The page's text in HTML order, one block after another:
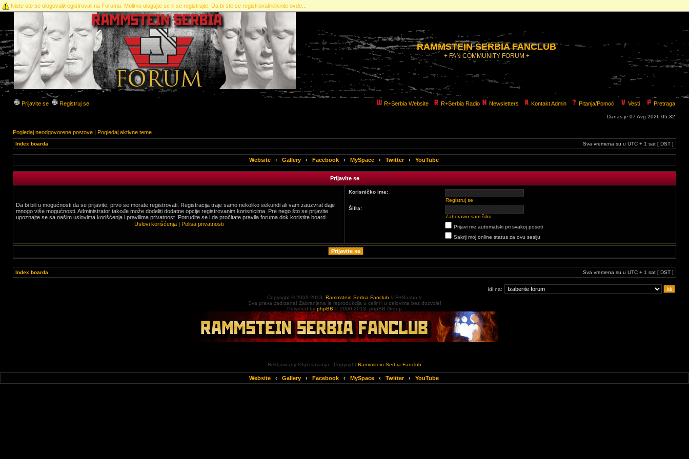
Niste ste se ulogovali/registrovali na Forumu. Molimo ulogujte se ili se registrujte. Da bi ste se registrovali kliknite ovde...
RAMMSTEIN SERBIA FANCLUB
+ FAN COMMUNITY FORUM +
Prijavite se Registruj se R+Serbia Website R+Serbia Radio Newsletters Kontakt Admin Pitanja/Pomoć Vesti Pretraga
Danas je 07 Avg 2026 05:32
Pogledaj neodgovorene postove | Pogledaj aktivne teme
Index boarda Sva vremena su u UTC + 1 sat [ DST ]
Website ‹ Gallery ‹ Facebook ‹ MySpace ‹ Twitter ‹ YouTube
Prijavite se
Da bi bili u mogućnosti da se prijavite, prvo se morate registrovati. Registracija traje samo nekoliko sekundi ali vam zauzvrat daje
mnogo više mogućnosti. Administrator takođe može dodeliti dodatne opcije registrovanim korisnicima. Pre nego što se prijavite
upoznajte se sa našim uslovima korišćenja i pravilima privatnost. Potrudite se i da pročitate pravila foruma dok koristite board.
Uslovi korišćenja| Polisa privatnosti
Korisničko ime:
Registruj se
Šifra:
Zaboravio sam šifru
Prijavi me automatski pri svakoj poseti
Sakrij moj online status za ovu sesiju
Index boarda Sva vremena su u UTC + 1 sat [ DST ]
Idi na:
Copyright © 2009-2013. Rammstein Serbia Fanclub // R+Sasha //
Sva prava zadrzana! Zabranjena je reprodukcija u celini i u delovima bez dozvole!
Powered by phpBB © 2000-2013. phpBB Group
Reklamiranje/Oglasavanja - Copyright Rammstein Serbia Fanclub
Website ‹ Gallery ‹ Facebook ‹ MySpace ‹ Twitter ‹ YouTube